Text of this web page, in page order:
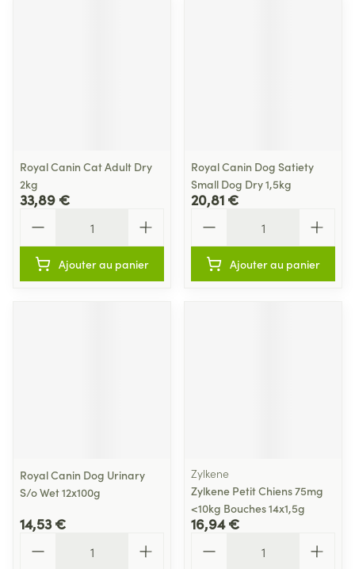
Royal Canin Cat Adult Dry
2kg
33,89 €
Ajouter au panier
Royal Canin Dog Satiety
Small Dog Dry 1,5kg
20,81 €
Ajouter au panier
Royal Canin Dog Urinary
S/o Wet 12x100g
14,53 €
Zylkene
Zylkene Petit Chiens 75mg
<10kg Bouches 14x1,5g
16,94 €